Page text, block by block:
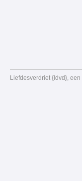
Liefdesverdriet {ldvd},